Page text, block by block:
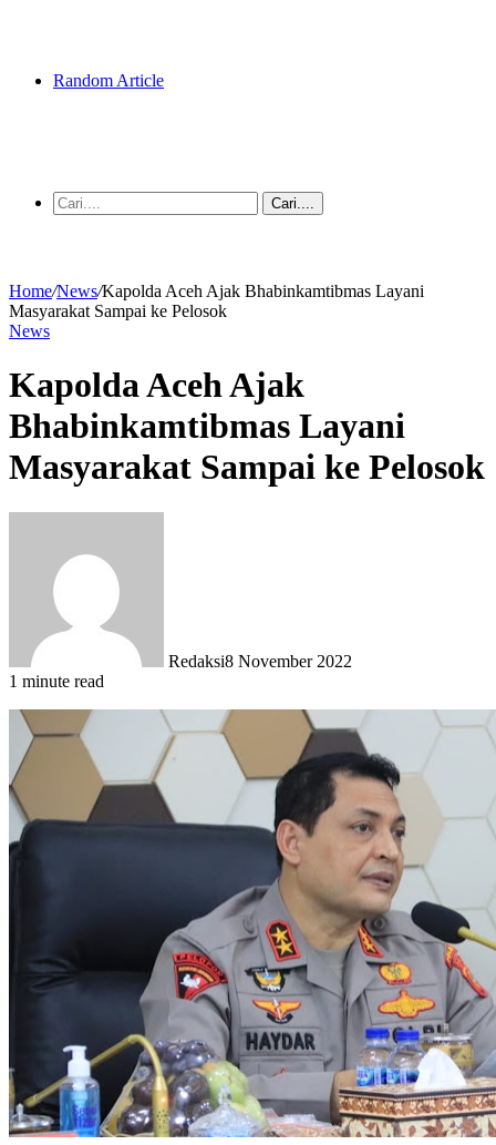
Random Article
Cari....
Home/News/Kapolda Aceh Ajak Bhabinkamtibmas Layani
Masyarakat Sampai ke Pelosok
News
Kapolda Aceh Ajak
Bhabinkamtibmas Layani
Masyarakat Sampai ke Pelosok
Redaksi8 November 2022
1 minute read